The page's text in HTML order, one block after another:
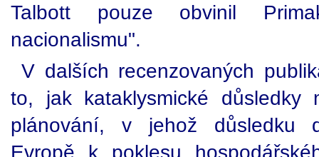
Talbott pouze obvinil
nacionalismu".
V dalších recenzovaných
to, jak kataklysmické důsledky
plánování, v jehož důsledku
Evropě k poklesu